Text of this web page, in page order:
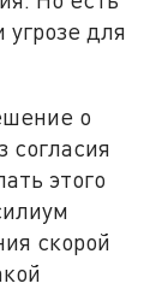
угрозе для
о
согласия
этого
скорой